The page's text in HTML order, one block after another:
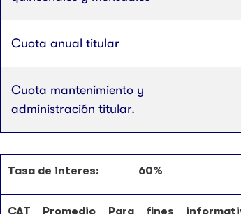
Cuota anual titular
Cuota mantenimiento y
administración titular.
Tasa de interes: 60%
CAT Promedio Para fines